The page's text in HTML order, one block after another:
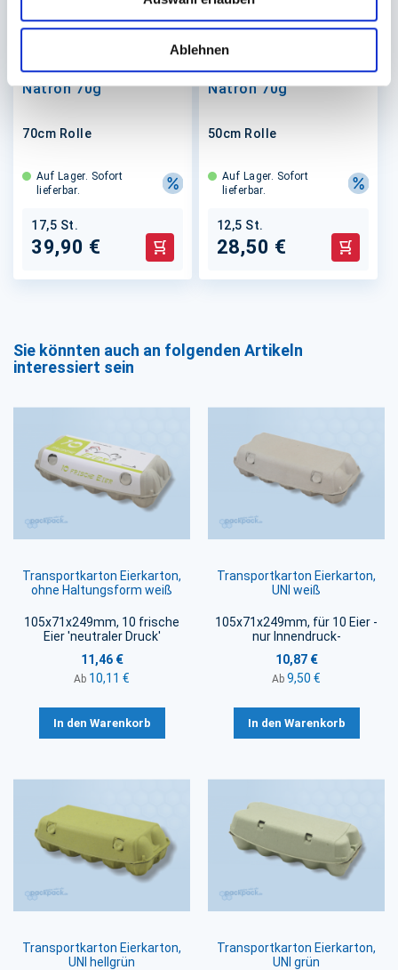
Ablehnen
Packpapier braun
Natron 70g
70cm Rolle
Auf Lager. Sofort
lieferbar.
17,5 St.
39,90 € In den Warenkorb
Packpapier braun
Natron 70g
50cm Rolle
Auf Lager. Sofort
lieferbar.
12,5 St.
28,50 € In den
Sie könnten auch an folgenden Artikeln
interessiert sein
Transportkarton Eierkarton,
ohne Haltungsform weiß
105x71x249mm, 10 frische
Eier 'neutraler Druck'
11,46 €
Ab 10,11 €
In den Warenkorb
Transportkarton Eierkarton,
UNI weiß
105x71x249mm, für 10 Eier -
nur Innendruck-
10,87 €
Ab 9,50 €
In den Warenkorb
Transportkarton Eierkarton,
UNI hellgrün
Transportkarton Eierkarton,
UNI grün